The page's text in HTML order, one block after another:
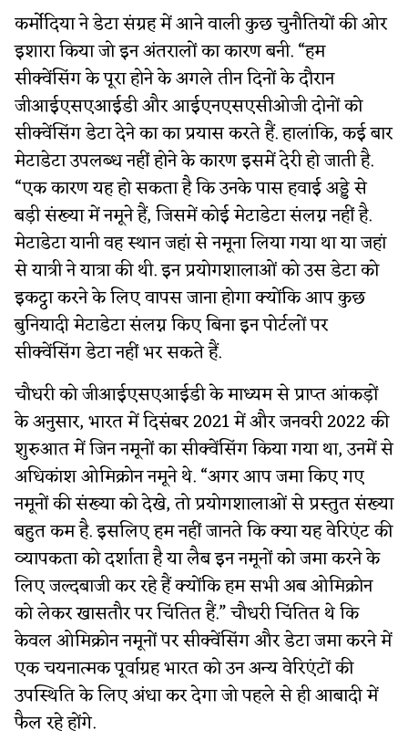
कर्मोदिया ने डेटा संग्रह में आने वाली कुछ चुनौतियों की ओर
इशारा किया जो इन अंतरालों का कारण बनी. “हम
सीक्वेंसिंग के पूरा होने के अगले तीन दिनों के दौरान
जीआईएसएआईडी और आईएनएसएसीओजी दोनों को
सीक्वेंसिंग डेटा देने का का प्रयास करते हैं. हालांकि, कई बार
मेटाडेटा उपलब्ध नहीं होने के कारण इसमें देरी हो जाती है.
“एक कारण यह हो सकता है कि उनके पास हवाई अड्डे से
बड़ी संख्या में नमूने हैं, जिसमें कोई मेटाडेटा संलग्न नहीं है.
मेटाडेटा यानी वह स्थान जहां से नमूना लिया गया था या जहां
से यात्री ने यात्रा की थी. इन प्रयोगशालाओं को उस डेटा को
इकट्ठा करने के लिए वापस जाना होगा क्योंकि आप कुछ
बुनियादी मेटाडेटा संलग्न किए बिना इन पोर्टलों पर
सीक्वेंसिंग डेटा नहीं भर सकते हैं.
चौधरी को जीआईएसएआईडी के माध्यम से प्राप्त आंकड़ों
के अनुसार, भारत में दिसंबर 2021 में और जनवरी 2022 की
शुरुआत में जिन नमूनों का सीक्वेंसिंग किया गया था, उनमें से
अधिकांश ओमिक्रोन नमूने थे. “अगर आप जमा किए गए
नमूनों की संख्या को देखे, तो प्रयोगशालाओं से प्रस्तुत संख्या
बहुत कम है. इसलिए हम नहीं जानते कि क्या यह वेरिएंट की
व्यापकता को दर्शाता है या लैब इन नमूनों को जमा करने के
लिए जल्दबाजी कर रहे हैं क्योंकि हम सभी अब ओमिक्रोन
को लेकर खासतौर पर चिंतित हैं.” चौधरी चिंतित थे कि
केवल ओमिक्रोन नमूनों पर सीक्वेंसिंग और डेटा जमा करने में
एक चयनात्मक पूर्वाग्रह भारत को उन अन्य वेरिएंटों की
उपस्थिति के लिए अंधा कर देगा जो पहले से ही आबादी में
फैल रहे होंगे.